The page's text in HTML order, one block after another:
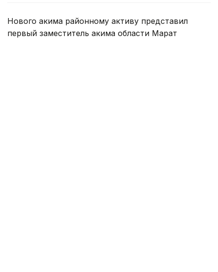
Нового акима районному активу представил
первый заместитель акима области Марат